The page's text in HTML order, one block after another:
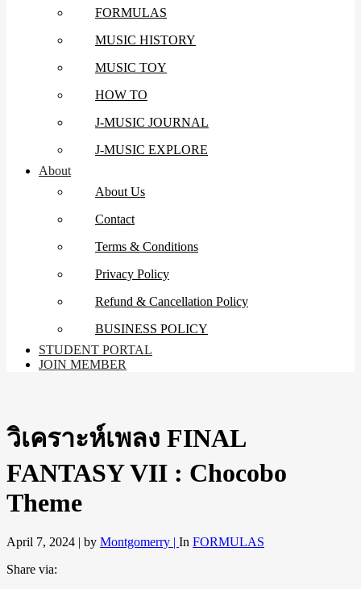
FORMULAS
MUSIC HISTORY
MUSIC TOY
HOW TO
J-MUSIC JOURNAL
J-MUSIC EXPLORE
About
About Us
Contact
Terms & Conditions
Privacy Policy
Refund & Cancellation Policy
BUSINESS POLICY
STUDENT PORTAL
JOIN MEMBER
วิเคราะห์เพลง FINAL
FANTASY VII : Chocobo
Theme
April 7, 2024 | by Montgomerry | In FORMULAS
Share via: